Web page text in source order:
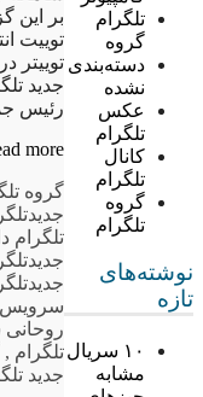
تلگرام
گروه
دسته‌بندی
نشده
عکس
تلگرام
کانال
تلگرام
گروه
تلگرام
نوشته‌های
تازه
۱۰ سریال
مشابه
بر این
توییت
توییتر
جدید
رئیس
more »
گروه
تلگرام
سرویس
تلگرام ,
جدید